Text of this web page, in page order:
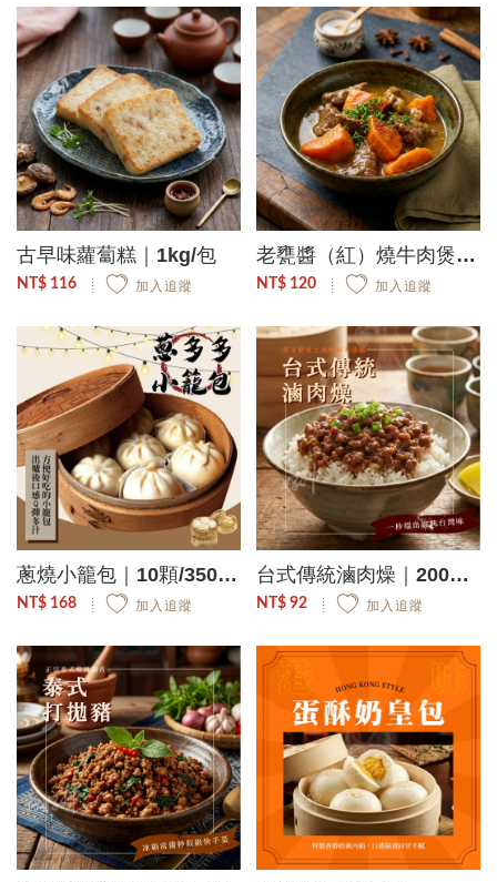
古早味蘿蔔糕｜1kg/包
NT$ 116 加入追蹤
老甕醬（紅）燒牛肉煲｜300g/包
NT$ 120 加入追蹤
蔥燒小籠包｜10顆/350g/包
NT$ 168 加入追蹤
台式傳統滷肉燥｜200g/包
NT$ 92 加入追蹤